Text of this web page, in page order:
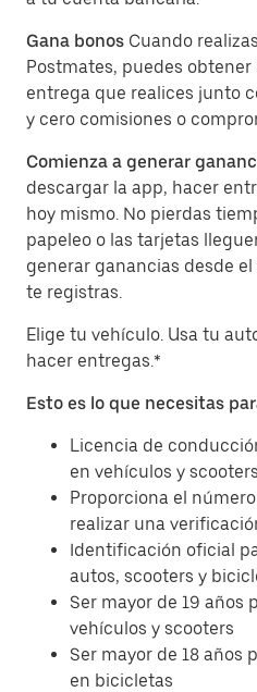
Gana bonos Cuando
Postmates, puedes
entrega que realices junto
y cero comisiones o
Comienza a generar
descargar la app, hacer
hoy mismo. No pierdas
papeleo o las tarjetas
generar ganancias desde
te registras.
Elige tu vehículo. Usa tu
hacer entregas.*
Esto es lo que necesitas
Licencia de
en vehículos y scooters
Proporciona el
realizar una
Identificación oficial
autos, scooters y
Ser mayor de 19 años
vehículos y scooters
Ser mayor de 18 años
en bicicletas